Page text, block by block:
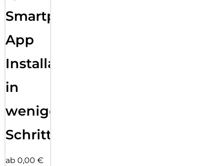
Smartphone
App
Installation
in
wenigen
Schritten
ab 0,00 €